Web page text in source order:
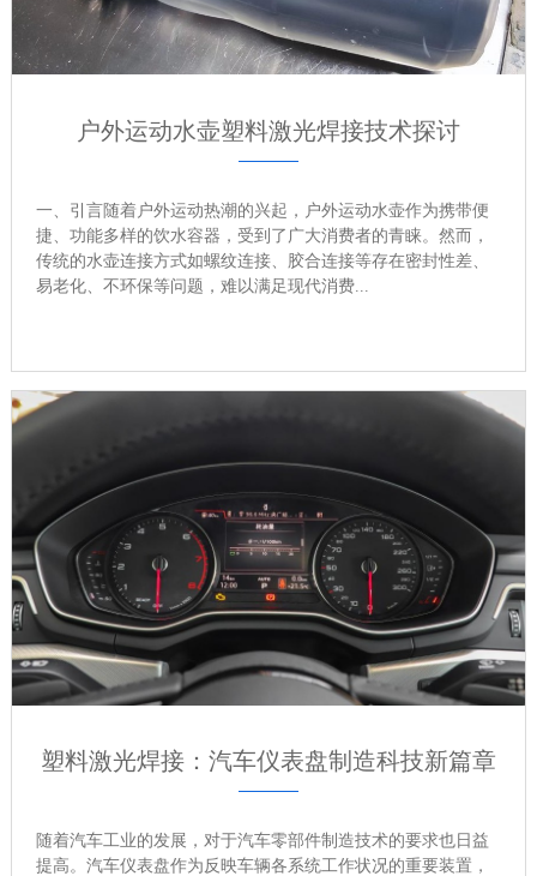
户外运动水壶塑料激光焊接技术探讨
一、引言随着户外运动热潮的兴起，户外运动水壶作为携带便
捷、功能多样的饮水容器，受到了广大消费者的青睐。然而，
传统的水壶连接方式如螺纹连接、胶合连接等存在密封性差、
易老化、不环保等问题，难以满足现代消费...
塑料激光焊接：汽车仪表盘制造科技新篇章
随着汽车工业的发展，对于汽车零部件制造技术的要求也日益
提高。汽车仪表盘作为反映车辆各系统工作状况的重要装置，